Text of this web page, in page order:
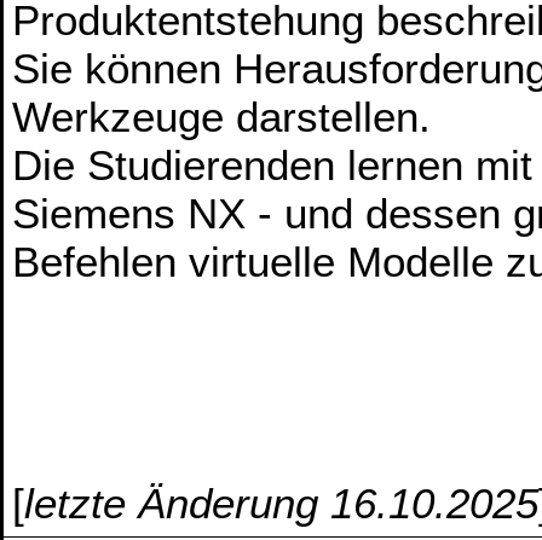
Produktentstehung
Sie können
Werkzeuge darstellen.
Die Studierenden lernen
Siemens NX - und dessen
Befehlen virtuelle Modelle
[letzte Änderung 16.10.2025